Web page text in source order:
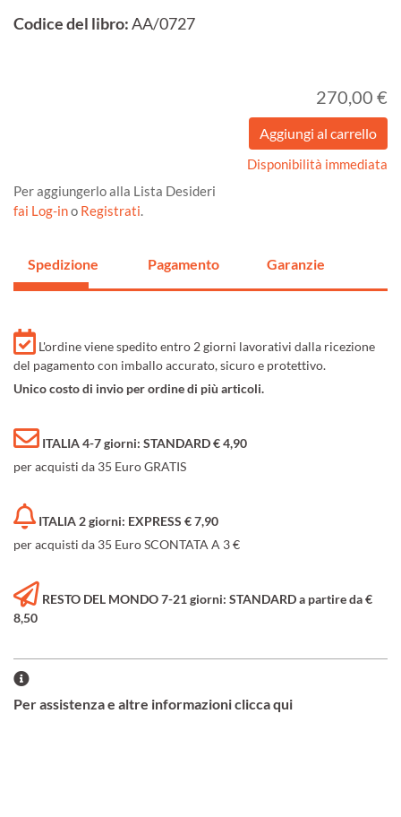
Codice del libro:AA/0727
270,00 €
Disponibilità immediata
Per aggiungerlo alla Lista Desideri
fai Log-ino Registrati.
Spedizione Pagamento Garanzie
L'ordine viene spedito entro 2 giorni lavorativi dalla ricezione
del pagamento con imballo accurato, sicuro e protettivo.
Unico costo di invio per ordine di più articoli.
ITALIA 4-7 giorni: STANDARD € 4,90
per acquisti da 35 Euro GRATIS
ITALIA 2 giorni: EXPRESS € 7,90
per acquisti da 35 Euro SCONTATA A 3 €
RESTO DEL MONDO 7-21 giorni: STANDARD a partire da €
8,50
Per assistenza e altre informazioni clicca qui